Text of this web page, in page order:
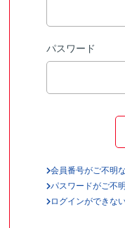
パスワード
会員番号がご不明
パスワードがご不
ログインができな